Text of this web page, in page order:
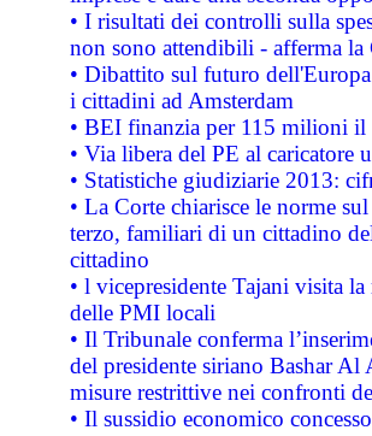
• I risultati dei controlli sulla
non sono attendibili - afferma la
• Dibattito sul futuro
i cittadini ad Amsterdam
• BEI finanzia per 115 milioni
• Via libera del PE al caricatore
• Statistiche giudiziarie 2013:
• La Corte chiarisce le norme
terzo, familiari di un cittadino
cittadino
• l vicepresidente Tajani visita
delle PMI locali
• Il Tribunale conferma
del presidente siriano Bashar Al
misure restrittive nei confronti
• Il sussidio economico